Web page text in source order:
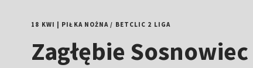
18 KWI PIŁKA NOŻNA / BETCLIC 2 LIGA
Zagłębie